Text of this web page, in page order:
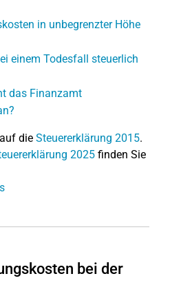
in unbegrenzter Höhe
einem Todesfall steuerlich
das Finanzamt
die Steuererklärung 2015.
2025 finden Sie
bei der